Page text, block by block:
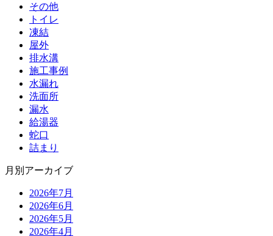
その他
トイレ
凍結
屋外
排水溝
施工事例
水漏れ
洗面所
漏水
給湯器
蛇口
詰まり
月別アーカイブ
2026年7月
2026年6月
2026年5月
2026年4月